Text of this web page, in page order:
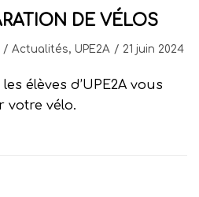
DE VÉLOS
Actualités, UPE2A 21 juin 2024
élèves d’UPE2A vous
votre vélo.